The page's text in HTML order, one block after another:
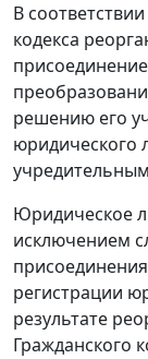
В
кодекса
решению его
юридического
Юридическое
исключением
регистрации
результате
Гражданского